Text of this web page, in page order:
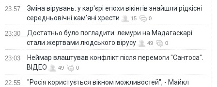
23:57
Зміна вірувань: у кар'єрі епохи вікінгів знайшли рідкісні
середньовічні кам’яні хрести
15 0
23:30
Достатньо було погладити: лемури на Мадагаскарі
стали жертвами людського вірусу
49 0
23:03
Неймар влаштував конфлікт після перемоги "Сантоса".
ВІДЕО
49 0
22:55
"Росія користується вікном можливостей", - Майкл